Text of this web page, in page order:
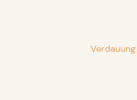
Verdauung